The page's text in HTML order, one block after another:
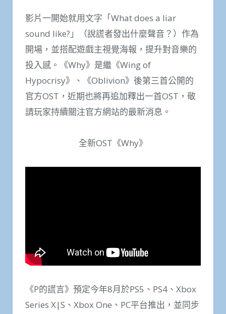
影片一開始就用文字「What does a liar
sound like?」（說謊者發出什麼聲音？）作為
開場，並搭配遊戲主視覺海報，提升對音樂的
投入感。《Why》是繼《Wing of
Hypocrisy》、《Oblivion》後第三首公開的
官方OST，近期也將再追加釋出一首OST，敬
請玩家持續關注官方網站的最新消息。
全新OST《Why》
《P的謊言》預定今年8月於PS5、PS4、Xbox
Series X|S、Xbox One、PC平台推出，並同步